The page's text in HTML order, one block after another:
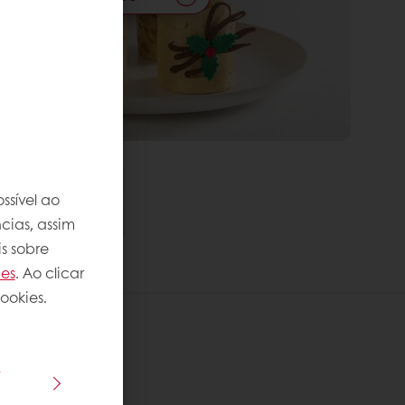
receita
ao
assim
sobre
. Ao clicar